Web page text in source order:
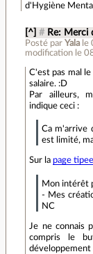
d'Hygiène
[^] # Re: Merci
Posté parYala le
modification le
C'est pas mal
salaire. :D
Par ailleurs,
indique ceci :
Ca m'arrive
est limité,
Sur la page
Mon intérêt
- Mes
NC
Je ne connais
compris le
développement